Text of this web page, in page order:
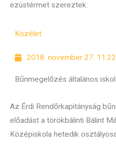
ezüstérmet szereztek.
Közélet
2018. november 27. 11:22
Bűnmegelőzés általános
Az Érdi Rendőrkapitányság
előadást a törökbálinti Bálint
Középiskola hetedik